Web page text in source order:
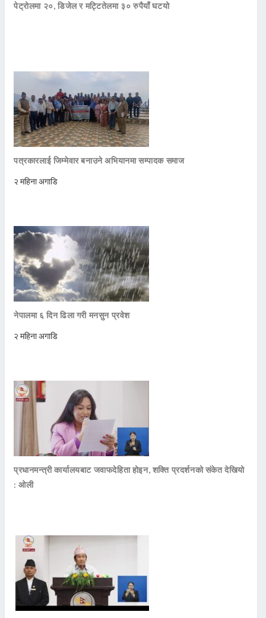
पेट्रोलमा २०, डिजेल र मट्टितेलमा ३० रुपैयाँ घटयो
पत्रकारलाई जिम्मेवार बनाउने अभियानमा सम्पादक समाज
२ महिना अगाडि
नेपालमा ६ दिन ढिला गरी मनसुन प्रवेश
२ महिना अगाडि
प्रधानमन्त्री कार्यालयबाट जवाफदेहिता होइन, शक्ति प्रदर्शनको संकेत देखियो
: ओली